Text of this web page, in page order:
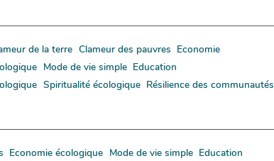
de la terre Clameur des pauvres Economie
Mode de vie simple Education
Spiritualité écologique Résilience des communautés
Economie écologique Mode de vie simple Education